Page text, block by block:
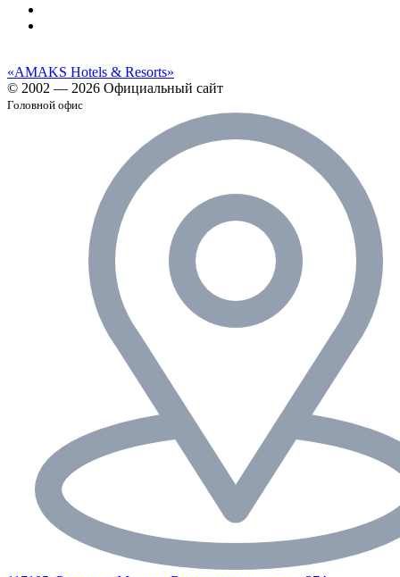
«AMAKS Hotels & Resorts»
© 2002 — 2026 Официальный сайт
Головной офис